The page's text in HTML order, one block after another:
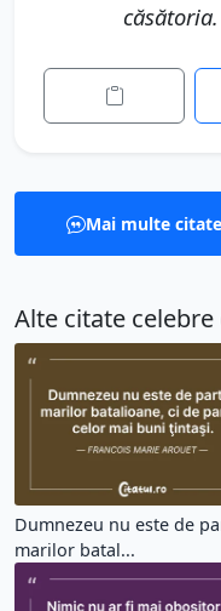
Mai multe
Alte citate celebre
Dumnezeu nu este de
marilor batal...